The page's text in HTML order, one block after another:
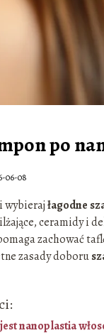
po
06-08
wybierajłagodne
ceramidy i
zachować
zasady doboru
nanoplastia